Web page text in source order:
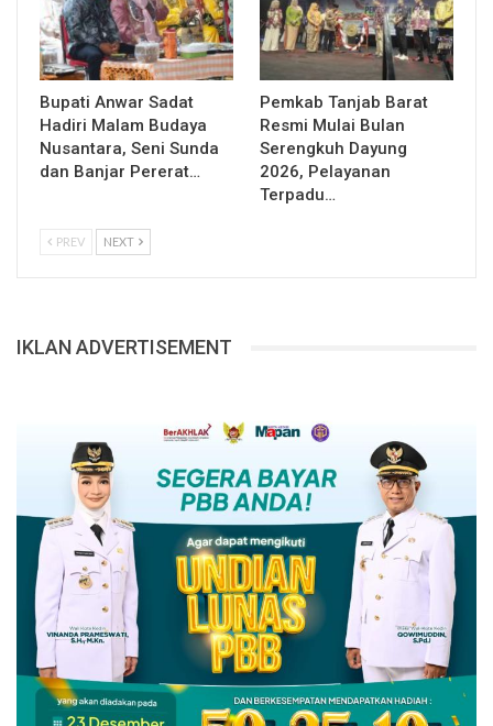
Bupati Anwar Sadat
Hadiri Malam Budaya
Nusantara, Seni Sunda
dan Banjar Pererat…
Pemkab Tanjab Barat
Resmi Mulai Bulan
Serengkuh Dayung
2026, Pelayanan
Terpadu…
PREV NEXT
IKLAN ADVERTISEMENT